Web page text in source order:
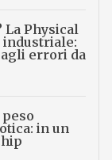
La Physical
industriale:
errori da
in un